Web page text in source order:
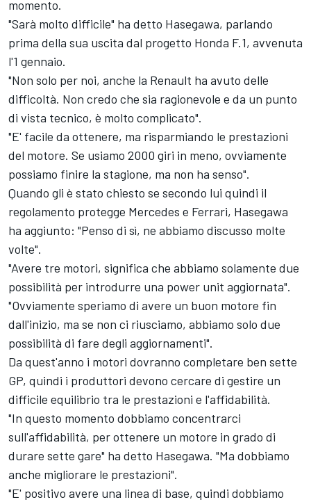
momento.
"Sarà molto difficile" ha detto Hasegawa, parlando
prima della sua uscita dal progetto Honda F.1, avvenuta
l'1 gennaio.
"Non solo per noi, anche la Renault ha avuto delle
difficoltà. Non credo che sia ragionevole e da un punto
di vista tecnico, è molto complicato".
"E' facile da ottenere, ma risparmiando le prestazioni
del motore. Se usiamo 2000 giri in meno, ovviamente
possiamo finire la stagione, ma non ha senso".
Quando gli è stato chiesto se secondo lui quindi il
regolamento protegge Mercedes e Ferrari, Hasegawa
ha aggiunto: "Penso di sì, ne abbiamo discusso molte
volte".
"Avere tre motori, significa che abbiamo solamente due
possibilità per introdurre una power unit aggiornata".
"Ovviamente speriamo di avere un buon motore fin
dall'inizio, ma se non ci riusciamo, abbiamo solo due
possibilità di fare degli aggiornamenti".
Da quest'anno i motori dovranno completare ben sette
GP, quindi i produttori devono cercare di gestire un
difficile equilibrio tra le prestazioni e l'affidabilità.
"In questo momento dobbiamo concentrarci
sull'affidabilità, per ottenere un motore in grado di
durare sette gare" ha detto Hasegawa. "Ma dobbiamo
anche migliorare le prestazioni".
"E' positivo avere una linea di base, quindi dobbiamo